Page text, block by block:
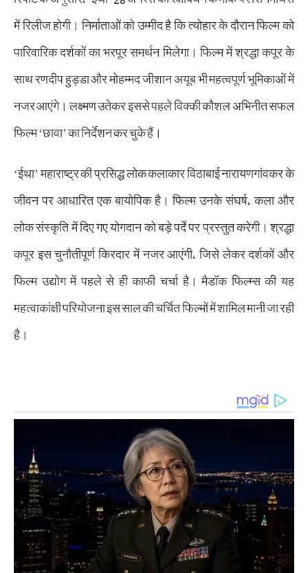
में रिलीज होगी। निर्माताओं को उम्मीद है कि त्योहार के दौरान फिल्म को
पारिवारिक दर्शकों का भरपूर समर्थन मिलेगा। फिल्म में श्रद्धा कपूर के
साथ रणदीप हुड्डा और माेहम्मद जीशान अयूब भी महत्वपूर्ण भूमिकाओं में
नजर आएंगे। लक्ष्मण उतेकर इससे पहले विक्की कौशल अभिनीत सफल
फिल्म ‘छावा’ का निर्देशन कर चुके हैं।
‘ईथा’ महाराष्ट्र की प्रसिद्ध लोक कलाकार विठाबाई नारायणगांवकर के
जीवन पर आधारित एक बायोपिक है। फिल्म उनके संघर्ष, कला और
लोक संस्कृति में दिए गए योगदान को बड़े पर्दे पर प्रस्तुत करेगी। श्रद्धा
कपूर इस चुनौतीपूर्ण किरदार में नजर आएंगी, जिसे लेकर दर्शकों और
फिल्म उद्योग में पहले से ही काफी चर्चा है। मैडॉक फिल्म्स की यह
महत्वाकांक्षी परियोजना इस साल की चर्चित फिल्मों में शामिल मानी जा रही
है।